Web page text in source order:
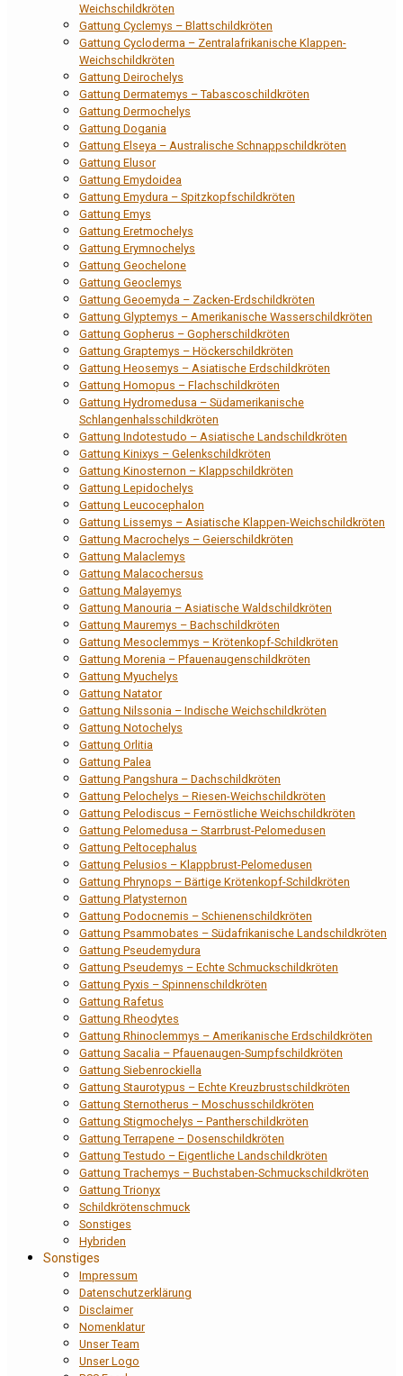
Weichschildkröten
Gattung Cyclemys – Blattschildkröten
Gattung Cycloderma – Zentralafrikanische Klappen-
Weichschildkröten
Gattung Deirochelys
Gattung Dermatemys – Tabascoschildkröten
Gattung Dermochelys
Gattung Dogania
Gattung Elseya – Australische Schnappschildkröten
Gattung Elusor
Gattung Emydoidea
Gattung Emydura – Spitzkopfschildkröten
Gattung Emys
Gattung Eretmochelys
Gattung Erymnochelys
Gattung Geochelone
Gattung Geoclemys
Gattung Geoemyda – Zacken-Erdschildkröten
Gattung Glyptemys – Amerikanische Wasserschildkröten
Gattung Gopherus – Gopherschildkröten
Gattung Graptemys – Höckerschildkröten
Gattung Heosemys – Asiatische Erdschildkröten
Gattung Homopus – Flachschildkröten
Gattung Hydromedusa – Südamerikanische
Schlangenhalsschildkröten
Gattung Indotestudo – Asiatische Landschildkröten
Gattung Kinixys – Gelenkschildkröten
Gattung Kinosternon – Klappschildkröten
Gattung Lepidochelys
Gattung Leucocephalon
Gattung Lissemys – Asiatische Klappen-Weichschildkröten
Gattung Macrochelys – Geierschildkröten
Gattung Malaclemys
Gattung Malacochersus
Gattung Malayemys
Gattung Manouria – Asiatische Waldschildkröten
Gattung Mauremys – Bachschildkröten
Gattung Mesoclemmys – Krötenkopf-Schildkröten
Gattung Morenia – Pfauenaugenschildkröten
Gattung Myuchelys
Gattung Natator
Gattung Nilssonia – Indische Weichschildkröten
Gattung Notochelys
Gattung Orlitia
Gattung Palea
Gattung Pangshura – Dachschildkröten
Gattung Pelochelys – Riesen-Weichschildkröten
Gattung Pelodiscus – Fernöstliche Weichschildkröten
Gattung Pelomedusa – Starrbrust-Pelomedusen
Gattung Peltocephalus
Gattung Pelusios – Klappbrust-Pelomedusen
Gattung Phrynops – Bärtige Krötenkopf-Schildkröten
Gattung Platysternon
Gattung Podocnemis – Schienenschildkröten
Gattung Psammobates – Südafrikanische Landschildkröten
Gattung Pseudemydura
Gattung Pseudemys – Echte Schmuckschildkröten
Gattung Pyxis – Spinnenschildkröten
Gattung Rafetus
Gattung Rheodytes
Gattung Rhinoclemmys – Amerikanische Erdschildkröten
Gattung Sacalia – Pfauenaugen-Sumpfschildkröten
Gattung Siebenrockiella
Gattung Staurotypus – Echte Kreuzbrustschildkröten
Gattung Sternotherus – Moschusschildkröten
Gattung Stigmochelys – Pantherschildkröten
Gattung Terrapene – Dosenschildkröten
Gattung Testudo – Eigentliche Landschildkröten
Gattung Trachemys – Buchstaben-Schmuckschildkröten
Gattung Trionyx
Schildkrötenschmuck
Sonstiges
Hybriden
Sonstiges
Impressum
Datenschutzerklärung
Disclaimer
Nomenklatur
Unser Team
Unser Logo